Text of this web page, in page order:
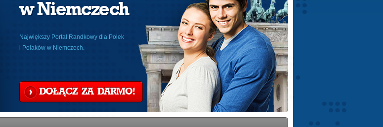
w Niemczech
Największy Portal Randkowy dla Polek
i Polaków w Niemczech.
DOŁĄCZ ZA DARMO!